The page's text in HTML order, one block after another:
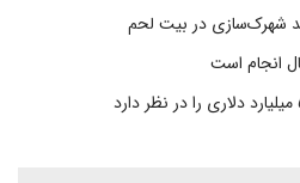
شهرک‌سازی در بیت‌ لحم
انجام است